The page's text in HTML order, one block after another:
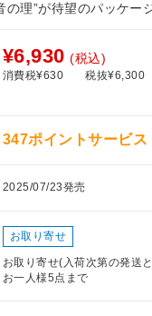
理”が待望のパッケー
¥6,930 (税込)
消費税¥630 税抜¥6,300
347ポイントサービス
2025/07/23発売
お取り寄せ
お取り寄せ(入荷次第の発送
お一人様5点まで